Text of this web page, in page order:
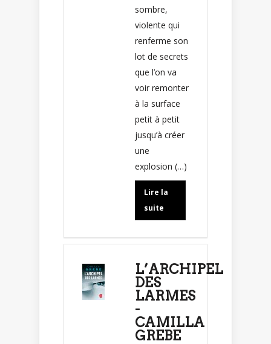
sombre,
violente qui
renferme son
lot de secrets
que l’on va
voir remonter
à la surface
petit à petit
jusqu’à créer
une
explosion (…)
Lire la
suite
L’ARCHIPEL
DES
LARMES
-
CAMILLA
GREBE